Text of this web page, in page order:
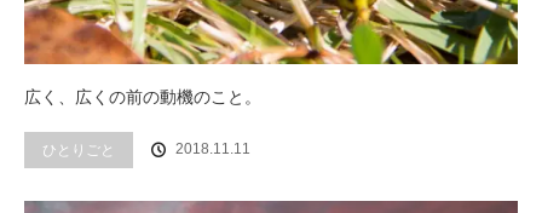
広く、広くの前の動機のこと。
ひとりごと 2018.11.11